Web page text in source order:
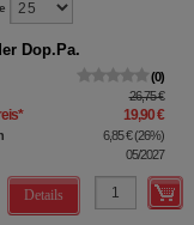
Dop.Pa.
0
26,75 €
* 19,90 €
6,85 €(26%)
05/2027
Details